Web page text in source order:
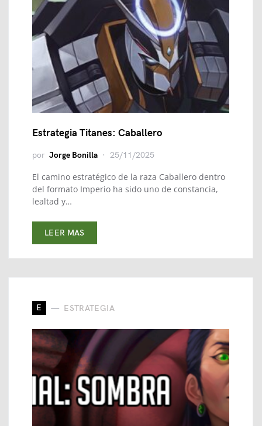
Estrategia Titanes: Caballero
por Jorge Bonilla 25/11/2025
El camino estratégico de la raza Caballero dentro
del formato Imperio ha sido uno de constancia,
lealtad y…
LEER MAS
E ESTRATEGIA